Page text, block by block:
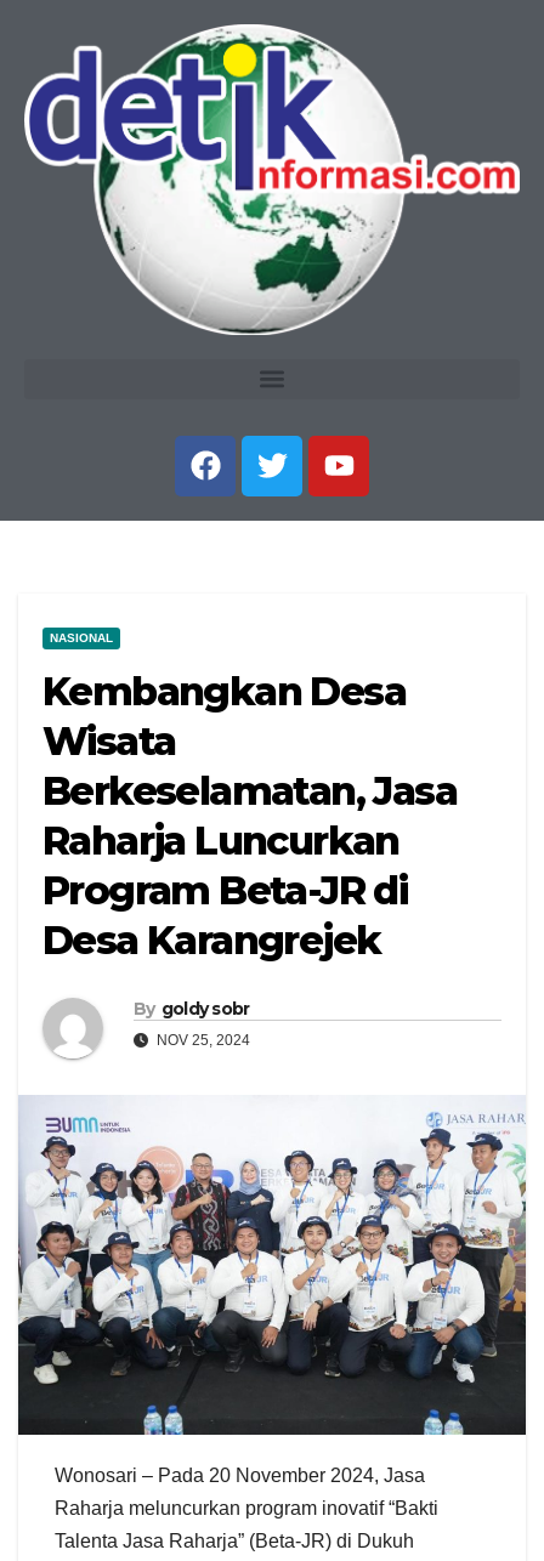
NASIONAL
Kembangkan Desa
Wisata
Berkeselamatan, Jasa
Raharja Luncurkan
Program Beta-JR di
Desa Karangrejek
By goldy sobr
NOV 25, 2024
Wonosari – Pada 20 November 2024, Jasa
Raharja meluncurkan program inovatif “Bakti
Talenta Jasa Raharja” (Beta-JR) di Dukuh